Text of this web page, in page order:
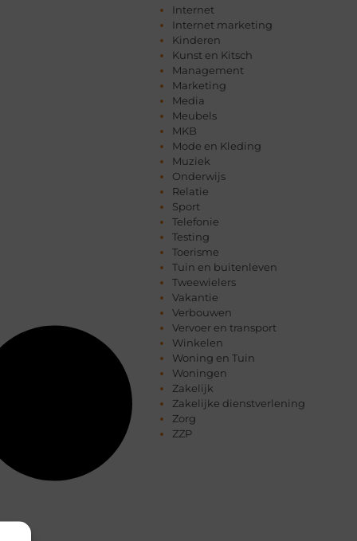
Internet
Internet marketing
Kinderen
Kunst en Kitsch
Management
Marketing
Media
Meubels
MKB
Mode en Kleding
Muziek
Onderwijs
Relatie
Sport
Telefonie
Testing
Toerisme
Tuin en buitenleven
Tweewielers
Vakantie
Verbouwen
Vervoer en transport
Winkelen
Woning en Tuin
Woningen
Zakelijk
Zakelijke dienstverlening
Zorg
ZZP